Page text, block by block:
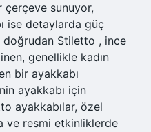
çerçeve sunuyor,
ise detaylarda güç
doğrudan Stiletto , ince
genellikle kadın
bir ayakkabı
ayakkabı için
ayakkabılar, özel
ve resmi etkinliklerde